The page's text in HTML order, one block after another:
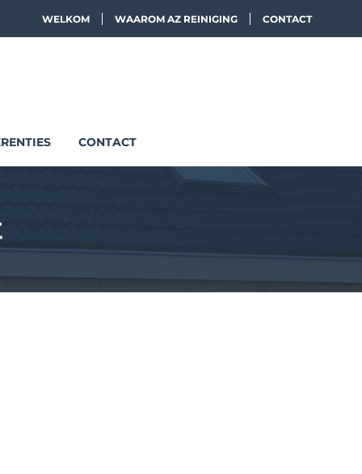
WELKOM WAAROM AZ REINIGING CONTACT
CONTACT